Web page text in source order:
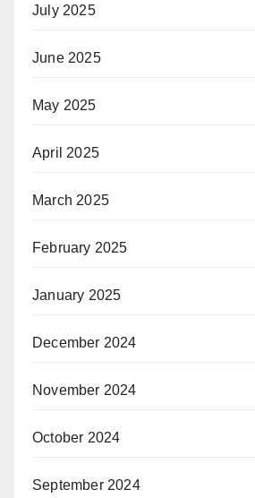
July 2025
June 2025
May 2025
April 2025
March 2025
February 2025
January 2025
December 2024
November 2024
October 2024
September 2024